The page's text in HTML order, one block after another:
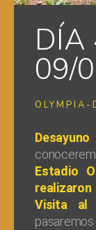
DÍA
09/
OLYMPIA-
Estadio
Visita al